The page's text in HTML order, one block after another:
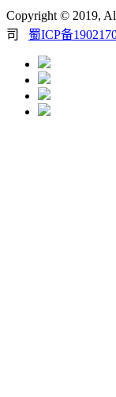
Copyright © 2019,
司 蜀ICP备